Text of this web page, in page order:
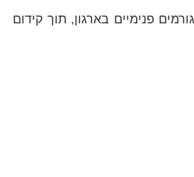
פנימיים בארגון, תוך קידום